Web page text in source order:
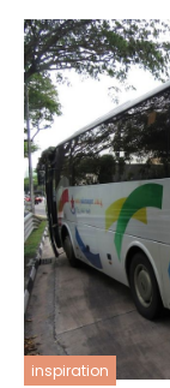
inspiration